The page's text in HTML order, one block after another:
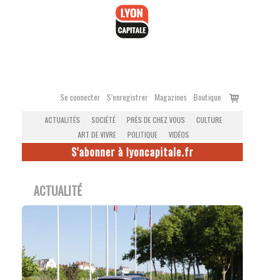
Se connecter S’enregistrer Magazines Boutique
Voir
ACTUALITÉS SOCIÉTÉ PRÈS DE CHEZ VOUS
CULTURE
ART DE VIVRE
POLITIQUE VIDÉOS
S'abonner à lyoncapitale.fr
ACTUALITÉ